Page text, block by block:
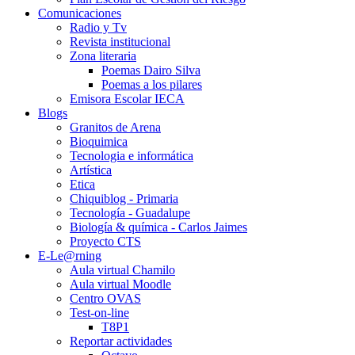
Comunicaciones
Radio y Tv
Revista institucional
Zona literaria
Poemas Dairo Silva
Poemas a los pilares
Emisora Escolar IECA
Blogs
Granitos de Arena
Bioquimica
Tecnologia e informática
Artística
Etica
Chiquiblog - Primaria
Tecnología - Guadalupe
Biología & química - Carlos Jaimes
Proyecto CTS
E-Le@rning
Aula virtual Chamilo
Aula virtual Moodle
Centro OVAS
Test-on-line
T8P1
Reportar actividades